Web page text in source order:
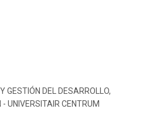
GESTIÓN DEL DESARROLLO,
UNIVERSITAIR CENTRUM